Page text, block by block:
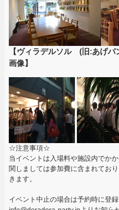
【ヴィラデルソル (旧:あげパ
画像】
☆注意事項☆
当イベントは入場料や施設内でか
関しましては参加費に含まれてお
きます。
イベント中止の場合は予約時に登